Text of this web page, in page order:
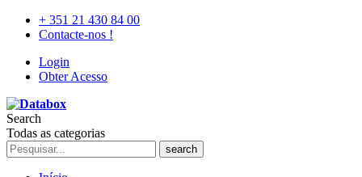
+ 351 21 430 84 00
Contacte-nos !
Login
Obter Acesso
Search
Todas as categorias
search